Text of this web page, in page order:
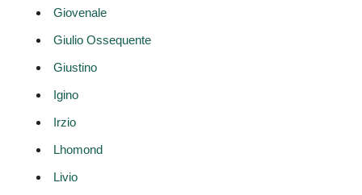
Giovenale
Giulio Ossequente
Giustino
Igino
Irzio
Lhomond
Livio